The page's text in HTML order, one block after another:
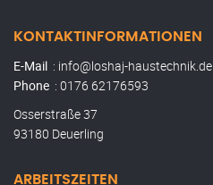
KONTAKTINFORMATIONEN
E-Mail : info@loshaj-haustechnik.de
Phone : 0176 62176593
Osserstraße 37
93180 Deuerling
ARBEITSZEITEN